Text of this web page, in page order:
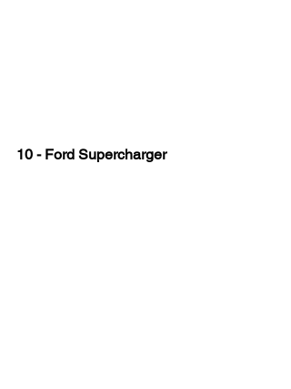
10 - Ford Supercharger